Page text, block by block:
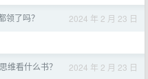
领了吗？ 2024 年 2 月 23 日
维看什么书？ 2024 年 2 月 23 日